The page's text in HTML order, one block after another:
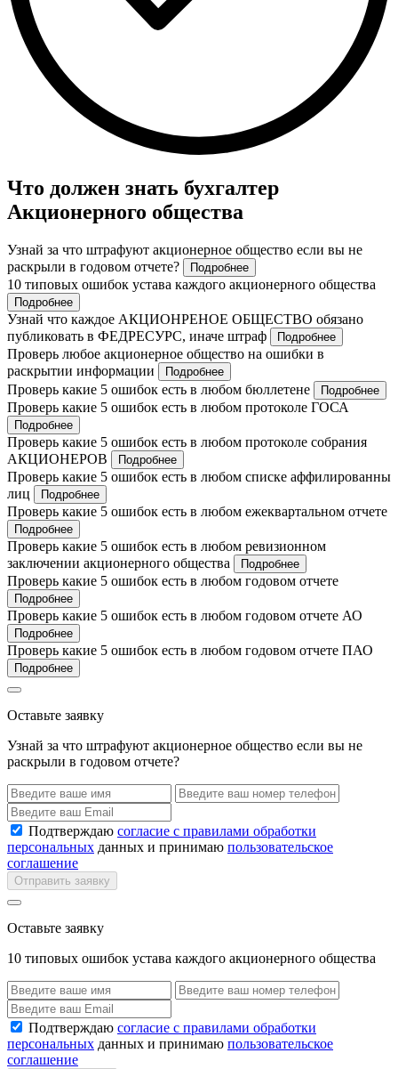
Что должен знать бухгалтер
Акционерного общества
Узнай за что штрафуют акционерное общество если вы не
раскрыли в годовом отчете?
Подробнее
10 типовых ошибок устава каждого акционерного общества
Подробнее
Узнай что каждое АКЦИОНРЕНОЕ ОБЩЕСТВО обязано
публиковать в ФЕДРЕСУРС, иначе штраф
Подробнее
Проверь любое акционерное общество на ошибки в
раскрытии информации
Подробнее
Проверь какие 5 ошибок есть в любом бюллетене Подробнее
Проверь какие 5 ошибок есть в любом протоколе ГОСА
Подробнее
Проверь какие 5 ошибок есть в любом протоколе собрания
АКЦИОНЕРОВ
Подробнее
Проверь какие 5 ошибок есть в любом списке аффилированны
лиц
Подробнее
Проверь какие 5 ошибок есть в любом ежеквартальном отчете
Подробнее
Проверь какие 5 ошибок есть в любом ревизионном
заключении акционерного общества
Подробнее
Проверь какие 5 ошибок есть в любом годовом отчете
Подробнее
Проверь какие 5 ошибок есть в любом годовом отчете АО
Подробнее
Проверь какие 5 ошибок есть в любом годовом отчете ПАО
Подробнее
Оставьте заявку
Узнай за что штрафуют акционерное общество если вы не
раскрыли в годовом отчете?
Подтверждаю согласие с правилами обработки
персональных данных и принимаю пользовательское
соглашение
Отправить заявку
Оставьте заявку
10 типовых ошибок устава каждого акционерного общества
Подтверждаю согласие с правилами обработки
персональных данных и принимаю пользовательское
соглашение